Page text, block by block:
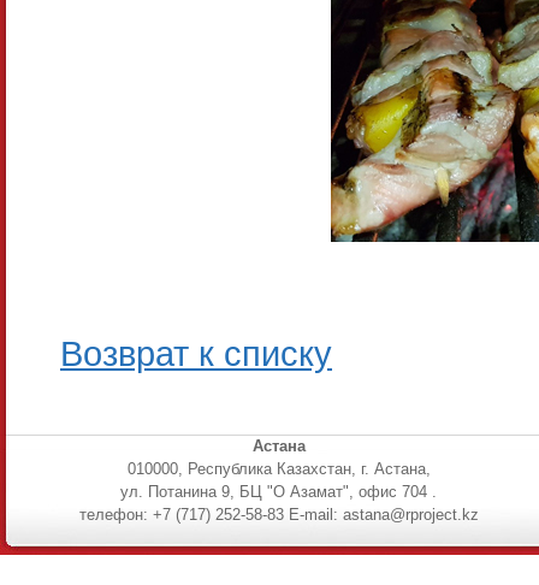
Возврат к списку
Астана
010000, Республика Казахстан, г. Астана,
ул. Потанина 9, БЦ "О Азамат", офис 704 .
телефон: +7 (717) 252-58-83 E-mail: astana@rproject.kz